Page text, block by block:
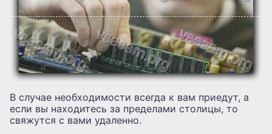
В случае необходимости всегда к вам приедут, а
если вы находитесь за пределами столицы, то
свяжутся с вами удаленно.